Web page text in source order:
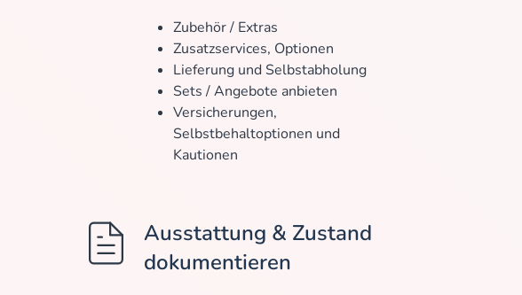
Zubehör / Extras
Zusatzservices, Optionen
Lieferung und Selbstabholung
Sets / Angebote anbieten
Versicherungen,
Selbstbehaltoptionen und
Kautionen
Ausstattung & Zustand
dokumentieren